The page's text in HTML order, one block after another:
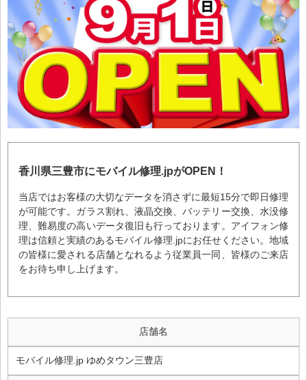
香川県三豊市にモバイル修理.jpがOPEN！
当店ではお客様の大切なデータを消さずに最短15分で即日修理
が可能です。ガラス割れ、液晶交換、バッテリー交換、水没修
理、難易度の高いデータ復旧も行っております。アイフォン修
理は信頼と実績のあるモバイル修理.jpにお任せください。地域
の皆様に愛される店舗となれるよう従業員一同、皆様のご来店
をお待ち申し上げます。
店舗名
モバイル修理.jp ゆめタウン三豊店